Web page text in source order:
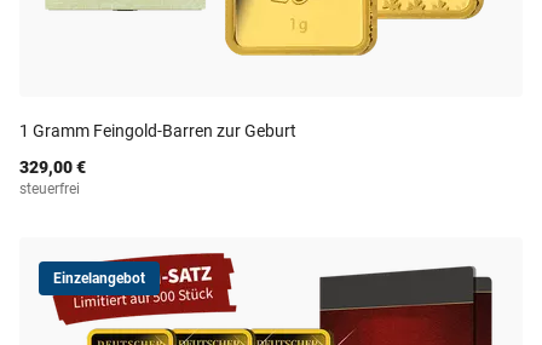
1 Gramm Feingold-Barren zur Geburt
329,00 €
steuerfrei
Einzelangebot